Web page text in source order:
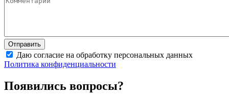
Даю согласие на обработку персональных данных
Политика конфиденциальности
Появились вопросы?